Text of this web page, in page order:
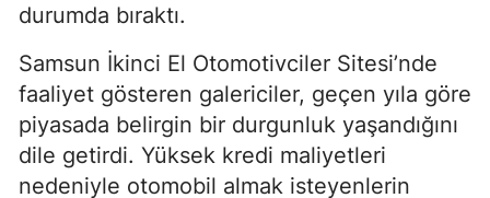
durumda bıraktı.
Samsun İkinci El Otomotivciler Sitesi’nde
faaliyet gösteren galericiler, geçen yıla göre
piyasada belirgin bir durgunluk yaşandığını
dile getirdi. Yüksek kredi maliyetleri
nedeniyle otomobil almak isteyenlerin